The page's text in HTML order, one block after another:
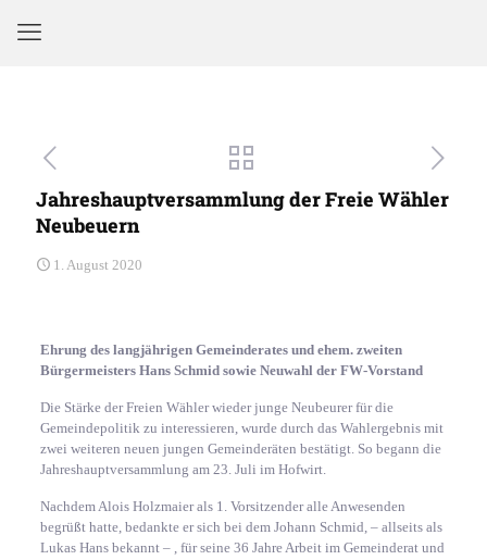
Jahreshauptversammlung der Freie Wähler
Neubeuern
1. August 2020
Ehrung des langjährigen Gemeinderates und ehem. zweiten
Bürgermeisters Hans Schmid sowie Neuwahl der FW-Vorstand
Die Stärke der Freien Wähler wieder junge Neubeurer für die
Gemeindepolitik zu interessieren, wurde durch das Wahlergebnis mit
zwei weiteren neuen jungen Gemeinderäten bestätigt. So begann die
Jahreshauptversammlung am 23. Juli im Hofwirt.
Nachdem Alois Holzmaier als 1. Vorsitzender alle Anwesenden
begrüßt hatte, bedankte er sich bei dem Johann Schmid, – allseits als
Lukas Hans bekannt – , für seine 36 Jahre Arbeit im Gemeinderat und